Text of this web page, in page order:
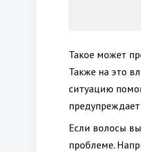
Такое может
Также на это
ситуацию
предупреждает
Если волосы
проблеме.